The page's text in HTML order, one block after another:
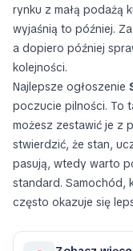
rynku z małą podażą
wyjaśnią to później.
a dopiero później
kolejności.
Najlepsze ogłoszenie
poczucie pilności. To
możesz zestawić je z
stwierdzić, że stan,
pasują, wtedy warto
standard. Samochód,
często okazuje się